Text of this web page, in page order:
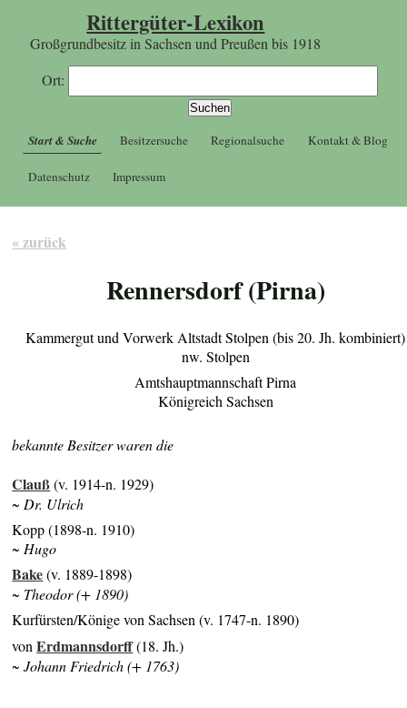
Rittergüter-Lexikon
Großgrundbesitz in Sachsen und Preußen bis 1918
Ort:
Start & Suche Besitzersuche Regionalsuche Kontakt & Blog
Datenschutz Impressum
« zurück
Rennersdorf (Pirna)
Kammergut und Vorwerk Altstadt Stolpen (bis 20. Jh. kombiniert)
nw. Stolpen
Amtshauptmannschaft Pirna
Königreich Sachsen
bekannte Besitzer waren die
Clauß(v. 1914-n. 1929)
~ Dr. Ulrich
Kopp (1898-n. 1910)
~ Hugo
Bake(v. 1889-1898)
~ Theodor (+ 1890)
Kurfürsten/Könige von Sachsen (v. 1747-n. 1890)
vonErdmannsdorff(18. Jh.)
~ Johann Friedrich (+ 1763)